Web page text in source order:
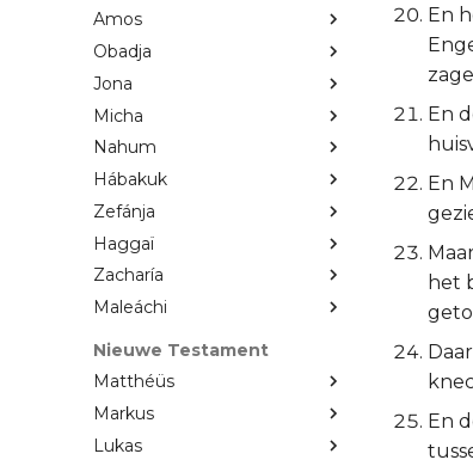
Amos
Obadja
Jona
Micha
Nahum
Hábakuk
Zefánja
Haggaï
Zacharía
Maleáchi
Nieuwe Testament
Matthéüs
Markus
Lukas
En
En
En
het
En